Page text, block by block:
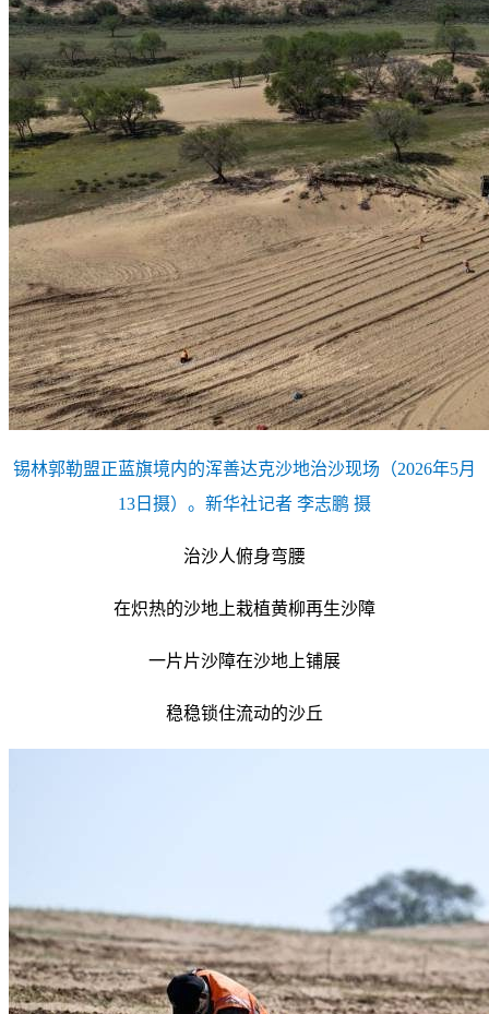
锡林郭勒盟正蓝旗境内的浑善达克沙地治沙现场（2026年5月
13日摄）。新华社记者 李志鹏 摄
治沙人俯身弯腰
在炽热的沙地上栽植黄柳再生沙障
一片片沙障在沙地上铺展
稳稳锁住流动的沙丘